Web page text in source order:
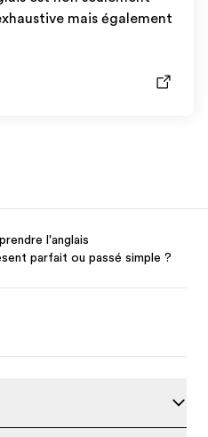
mais également
l'anglais
parfait ou passé simple ?